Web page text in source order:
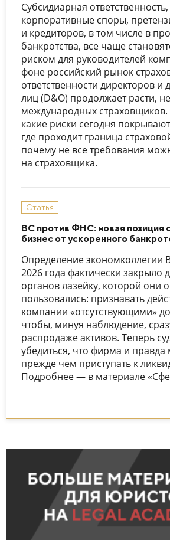
Субсидиарная ответственность,
корпоративные споры,
и кредиторов, в том числе в
банкротства, все чаще
риском для руководителей
фоне российский рынок
ответственности директоров и
лиц (D&O) продолжает расти,
международных
какие риски сегодня
где проходит граница
почему не все требования
на страховщика.
Статья
ВС против ФНС: новая позиция
бизнес от ускоренного
Определение экономколлегии
2026 года фактически закрыло
органов лазейку, которой они
пользовались: признавать
компании «отсутствующими»
чтобы, минуя наблюдение,
распродаже активов. Теперь
убедиться, что фирма и
прежде чем приступать к
Подробнее — в материале